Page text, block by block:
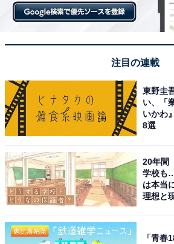
推定樹齢3000年!? 豊かな自然が育て
注目の連載
東野圭
い、「
いかわ
8選
20年間
学校も
は本当
理想と
「青春